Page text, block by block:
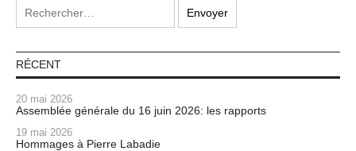
RÉCENT
20 mai 2026
Assemblée générale du 16 juin 2026: les rapports
19 mai 2026
Hommages à Pierre Labadie